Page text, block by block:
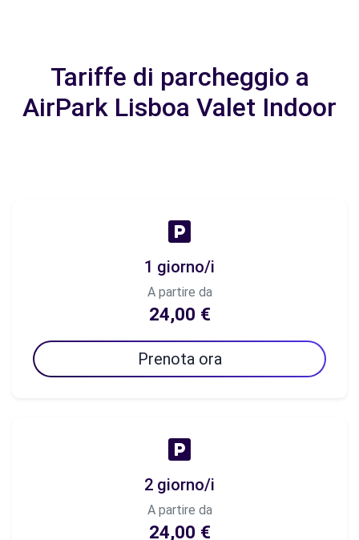
Tariffe di parcheggio a
AirPark Lisboa Valet Indoor
1 giorno/i
A partire da
24,00 €
Prenota ora
2 giorno/i
A partire da
24,00 €